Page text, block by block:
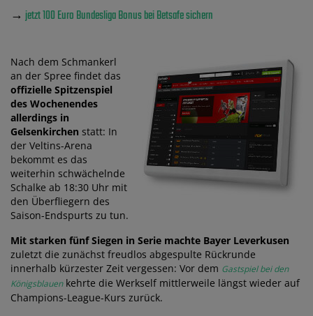
→ jetzt 100 Euro Bundesliga Bonus bei Betsafe sichern
Nach dem Schmankerl
an der Spree findet das
offizielle Spitzenspiel
des Wochenendes
allerdings in
Gelsenkirchen statt: In
der Veltins-Arena
bekommt es das
weiterhin schwächelnde
Schalke ab 18:30 Uhr mit
den Überfliegern des
Saison-Endspurts zu tun.
Mit starken fünf Siegen in Serie machte Bayer Leverkusen
zuletzt die zunächst freudlos abgespulte Rückrunde
innerhalb kürzester Zeit vergessen: Vor dem Gastspiel bei den
Königsblauenkehrte die Werkself mittlerweile längst wieder auf
Champions-League-Kurs zurück.